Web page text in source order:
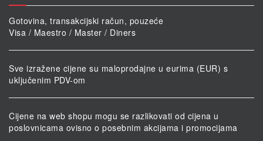
Gotovina, transakcijski račun, pouzeće
Visa / Maestro / Master / Diners
Sve izražene cijene su maloprodajne u eurima (EUR) s
uključenim PDV-om
Cijene na web shopu mogu se razlikovati od cijena u
poslovnicama ovisno o posebnim akcijama i promocijama